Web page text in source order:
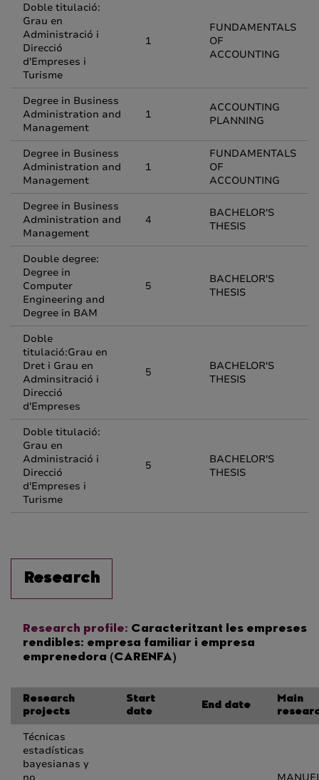
Doble titulació:
Grau en
Administració i
Direcció
d'Empreses i
Turisme
1
FUNDAMENTALS
OF
ACCOUNTING
Degree in Business
Administration and
Management
1
ACCOUNTING
PLANNING
Degree in Business
Administration and
Management
1
FUNDAMENTALS
OF
ACCOUNTING
Degree in Business
Administration and
Management
4
BACHELOR'S
THESIS
Double degree:
Degree in
Computer
Engineering and
Degree in BAM
5
BACHELOR'S
THESIS
Doble
titulació:Grau en
Dret i Grau en
Adminsitració i
Direcció
d'Empreses
5
BACHELOR'S
THESIS
Doble titulació:
Grau en
Administració i
Direcció
d'Empreses i
Turisme
5
BACHELOR'S
THESIS
Research
Research profile: Caracteritzant les empreses
rendibles: empresa familiar i empresa
emprenedora (CARENFA)
Research
projects
Start
date
End date
Main
Técnicas
estadísticas
bayesianas y